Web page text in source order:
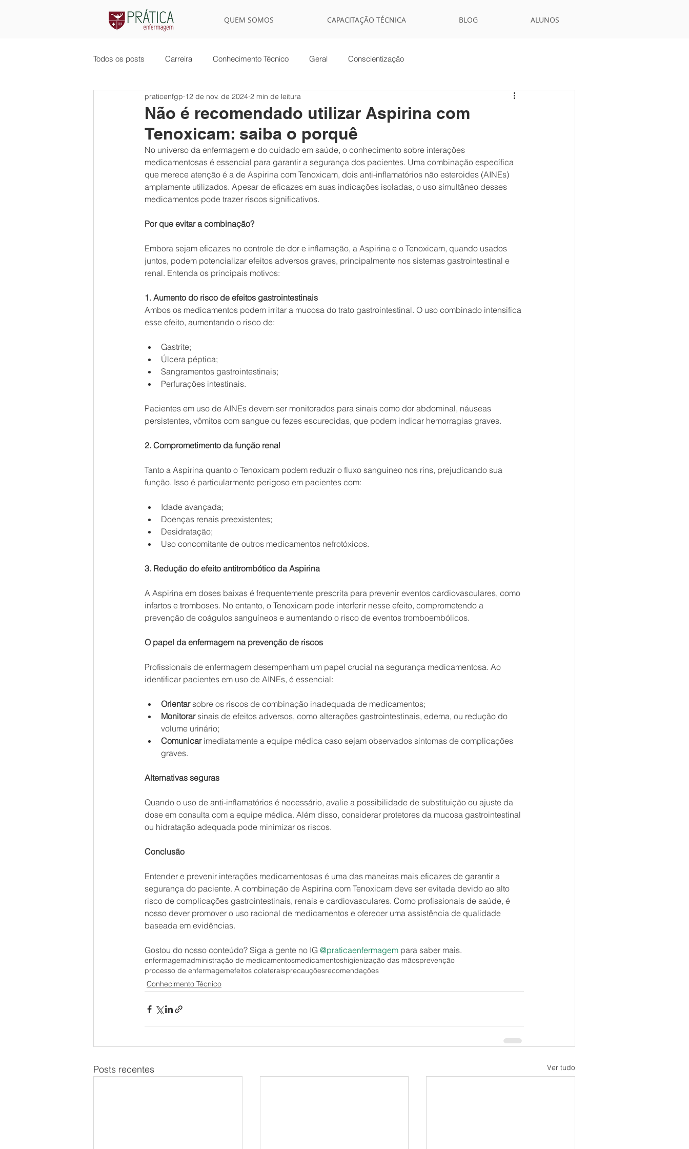
QUEM SOMOS CAPACITAÇÃO TÉCNICA BLOG ALUNOS
Todos os posts Carreira Conhecimento Técnico Geral Conscientização
Não é recomendado utilizar Aspirina com
Tenoxicam: saiba o porquê
praticenfgp 12 de nov. de 2024 2 min de leitura
No universo da enfermagem e do cuidado em saúde, o conhecimento sobre interações
medicamentosas é essencial para garantir a segurança dos pacientes. Uma combinação específica
que merece atenção é a de Aspirina com Tenoxicam, dois anti-inflamatórios não esteroides (AINEs)
amplamente utilizados. Apesar de eficazes em suas indicações isoladas, o uso simultâneo desses
medicamentos pode trazer riscos significativos.
Por que evitar a combinação?
Embora sejam eficazes no controle de dor e inflamação, a Aspirina e o Tenoxicam, quando usados
juntos, podem potencializar efeitos adversos graves, principalmente nos sistemas gastrointestinal e
renal. Entenda os principais motivos:
1. Aumento do risco de efeitos gastrointestinais
Ambos os medicamentos podem irritar a mucosa do trato gastrointestinal. O uso combinado intensifica
esse efeito, aumentando o risco de:
Gastrite;
Úlcera péptica;
Sangramentos gastrointestinais;
Perfurações intestinais.
Pacientes em uso de AINEs devem ser monitorados para sinais como dor abdominal, náuseas
persistentes, vômitos com sangue ou fezes escurecidas, que podem indicar hemorragias graves.
2. Comprometimento da função renal
Tanto a Aspirina quanto o Tenoxicam podem reduzir o fluxo sanguíneo nos rins, prejudicando sua
função. Isso é particularmente perigoso em pacientes com:
Idade avançada;
Doenças renais preexistentes;
Desidratação;
Uso concomitante de outros medicamentos nefrotóxicos.
3. Redução do efeito antitrombótico da Aspirina
A Aspirina em doses baixas é frequentemente prescrita para prevenir eventos cardiovasculares, como
infartos e tromboses. No entanto, o Tenoxicam pode interferir nesse efeito, comprometendo a
prevenção de coágulos sanguíneos e aumentando o risco de eventos tromboembólicos.
O papel da enfermagem na prevenção de riscos
Profissionais de enfermagem desempenham um papel crucial na segurança medicamentosa. Ao
identificar pacientes em uso de AINEs, é essencial:
Orientar sobre os riscos de combinação inadequada de medicamentos;
Monitorar sinais de efeitos adversos, como alterações gastrointestinais, edema, ou redução do
volume urinário;
Comunicar imediatamente a equipe médica caso sejam observados sintomas de complicações
graves.
Alternativas seguras
Quando o uso de anti-inflamatórios é necessário, avalie a possibilidade de substituição ou ajuste da
dose em consulta com a equipe médica. Além disso, considerar protetores da mucosa gastrointestinal
ou hidratação adequada pode minimizar os riscos.
Conclusão
Entender e prevenir interações medicamentosas é uma das maneiras mais eficazes de garantir a
segurança do paciente. A combinação de Aspirina com Tenoxicam deve ser evitada devido ao alto
risco de complicações gastrointestinais, renais e cardiovasculares. Como profissionais de saúde, é
nosso dever promover o uso racional de medicamentos e oferecer uma assistência de qualidade
baseada em evidências.
Gostou do nosso conteúdo? Siga a gente no IG @praticaenfermagem para saber mais.
enfermagemadministração de medicamentosmedicamentoshigienização das mãosprevenção
processo de enfermagemefeitos colateraisprecauçõesrecomendações
Conhecimento Técnico
Posts recentes Ver tudo